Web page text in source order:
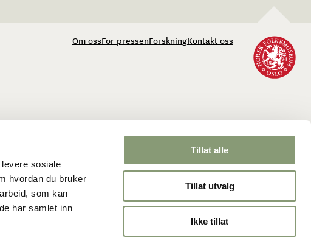
sosiale
hvordan du bruker
som kan
har samlet inn
Tillat alle
Tillat utvalg
Ikke tillat
Om ossFor pressenForskningKontakt oss